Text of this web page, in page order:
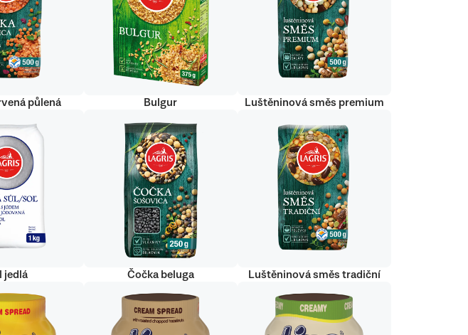
půlená Bulgur Luštěninová směs premium
jedlá Čočka beluga Luštěninová směs tradiční